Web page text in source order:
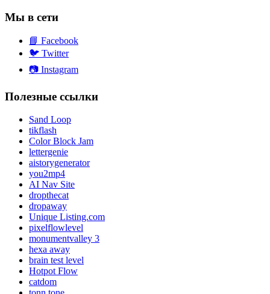
Мы в сети
📘 Facebook
🐦 Twitter
📷 Instagram
Полезные ссылки
Sand Loop
tikflash
Color Block Jam
lettergenie
aistorygenerator
you2mp4
AI Nav Site
dropthecat
dropaway
Unique Listing.com
pixelflowlevel
monumentvalley 3
hexa away
brain test level
Hotpot Flow
catdom